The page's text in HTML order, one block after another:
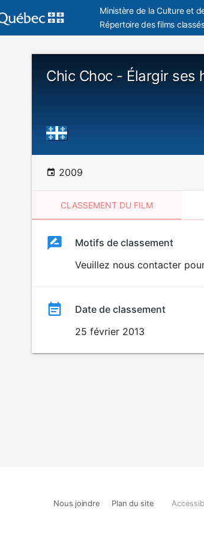
Ministère de la Culture et
Répertoire des films
Chic Choc - Élargir ses
2009
CLASSEMENT DU FILM
ClassementClassement
Motifs de classement
Veuillez nous contacter
Date de classement
25 février 2013
Nous joindre Plan du site